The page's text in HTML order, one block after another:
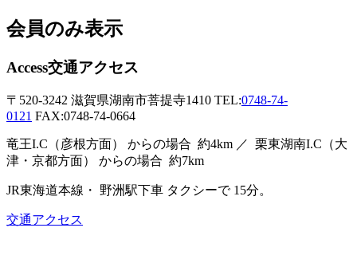
会員のみ表示
Access交通アクセス
〒520-3242 滋賀県湖南市菩提寺1410 TEL:0748-74-
0121 FAX:0748-74-0664
竜王I.C（彦根方面） からの場合 約4km ／ 栗東湖南I.C（大
津・京都方面）
からの場合 約7km
JR東海道本線・ 野洲駅下車 タクシーで 15分。
交通アクセス